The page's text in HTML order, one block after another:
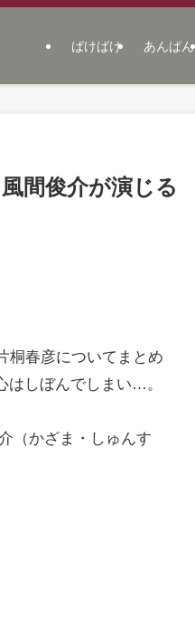
ばけばけ あんぱん
間俊介が演じる
桐春彦についてまとめ
はしぼんでしまい…。
（かざま・しゅんす